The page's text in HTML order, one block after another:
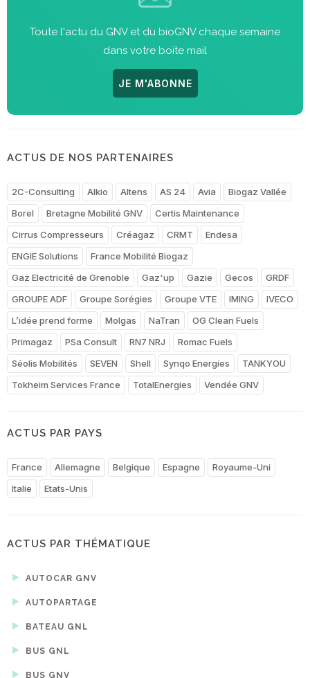
Toute l'actu du GNV et du bioGNV chaque semaine
dans votre boite mail
JE M'ABONNE
ACTUS DE NOS PARTENAIRES
2C-Consulting Alkio Altens AS 24 Avia
Biogaz Vallée
Borel
Bretagne Mobilité GNV
Certis Maintenance
Cirrus Compresseurs
Créagaz CRMT
Endesa
ENGIE Solutions
France Mobilité Biogaz
Gaz Electricité de Grenoble
Gaz'up Gazie Gecos
GRDF
GROUPE ADF
Groupe Sorégies Groupe VTE IMING
IVECO
L’idée prend forme
Molgas NaTran
OG Clean Fuels
Primagaz
PSa Consult RN7 NRJ
Romac Fuels
Séolis Mobilités
SEVEN Shell Synqo Energies
TANKYOU
Tokheim Services France
TotalEnergies Vendée GNV
ACTUS PAR PAYS
France Allemagne Belgique Espagne
Royaume-Uni
Italie
Etats-Unis
ACTUS PAR THÉMATIQUE
AUTOCAR GNV
AUTOPARTAGE
BATEAU GNL
BUS GNL
BUS GNV